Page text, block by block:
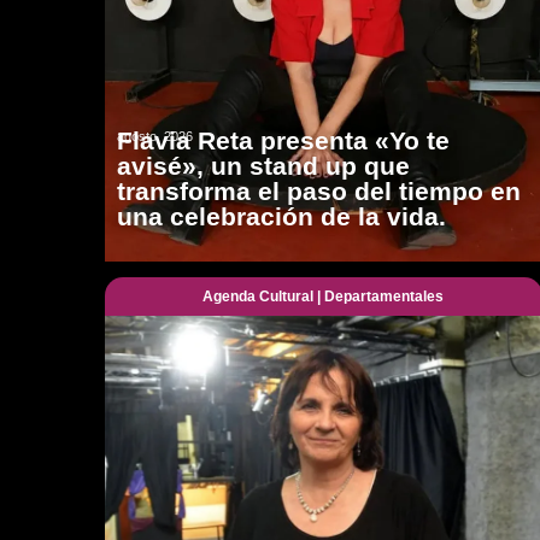
agosto, 2026
Flavia Reta presenta «Yo te
avisé», un stand up que
transforma el paso del tiempo en
una celebración de la vida.
Agenda Cultural |Departamentales